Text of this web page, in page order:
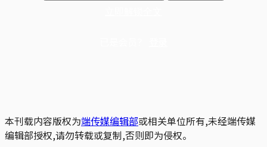
本刊载内容版权为端传媒编辑部或相关单位所有,未经端传媒
编辑部授权,请勿转载或复制,否则即为侵权。